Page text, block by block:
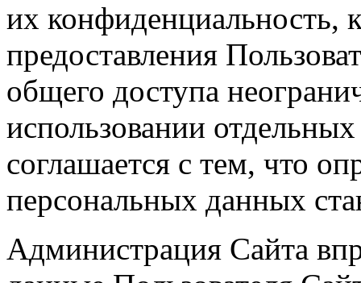
их конфиденциальность,
предоставления
общего доступа
использовании
соглашается с тем, что
персональных данных
Администрация Сайта